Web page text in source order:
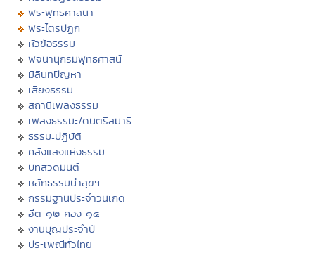
พระพุทธศาสนา
พระไตรปิฏก
หัวข้อธรรม
พจนานุกรมพุทธศาสน์
มิลินทปัญหา
เสียงธรรม
สถานีเพลงธรรมะ
เพลงธรรมะ/ดนตรีสมาธิ
ธรรมะปฏิบัติ
คลังแสงแห่งธรรม
บทสวดมนต์
หลักธรรมนำสุขฯ
กรรมฐานประจำวันเกิด
ฮีต ๑๒ คอง ๑๔
งานบุญประจำปี
ประเพณีทั่วไทย